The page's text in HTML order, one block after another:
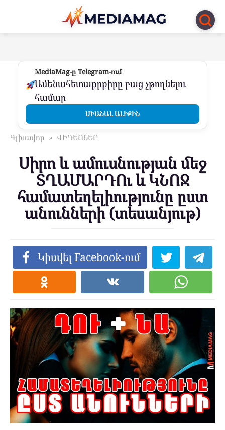
Перейти
контенту
MediaMag-ը Telegram-ում
Ամենահետաքրքիրը բաց չթողնելու
համար
ՄԻԱՆԱԼ ԱԼԻՔԻՆ
Գլխավոր » ՎԻԴԵՈՆԵՐ
Սիրո և ամուսնության մեջ
ՏՂԱՄԱՐԴՈւ և ԿՆՈՋ
համատեղելիությունը ըստ
անունների (տեսանյութ)
Կիսվել Facebook-ում